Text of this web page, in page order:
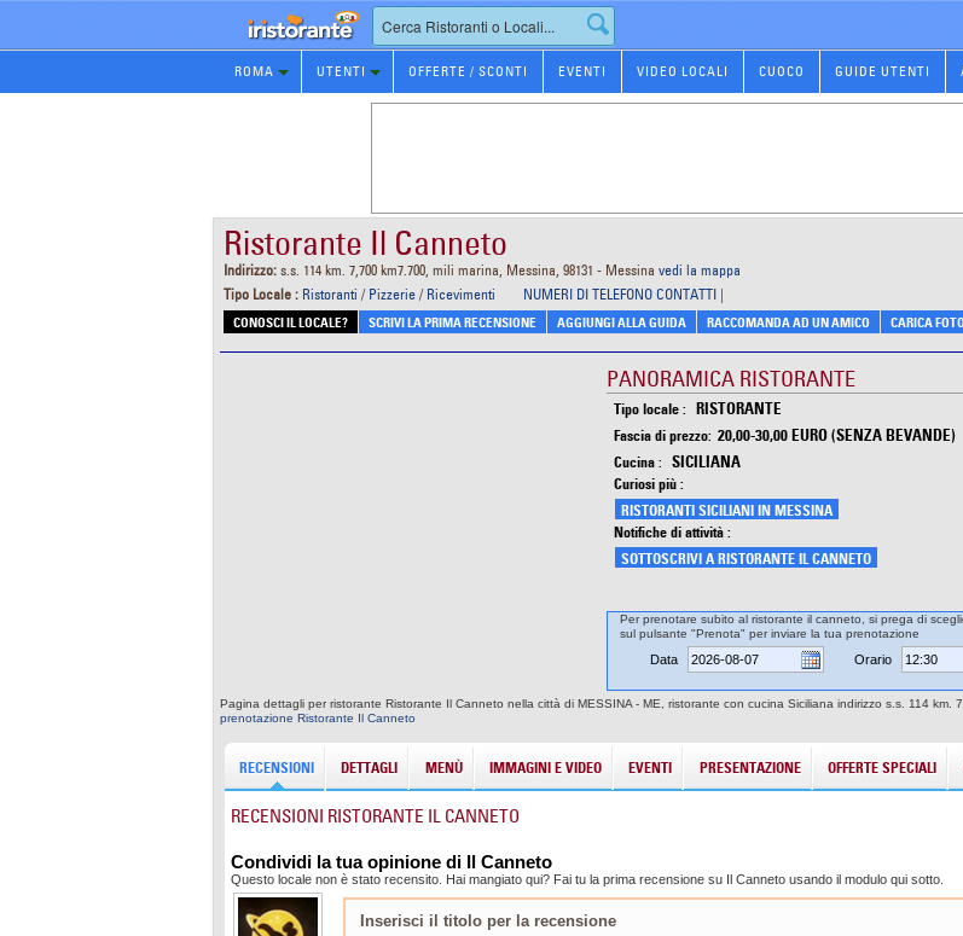
Prenotazione
Ristorante
ROMA UTENTI OFFERTE / SCONTI EVENTI VIDEO LOCALI CUOCO GUIDE UTENTI
Ristorante Il Canneto
Indirizzo: s.s. 114 km. 7,700 km7.700, mili marina, Messina, 98131 - Messina vedi la mappa
Tipo Locale : Ristoranti / Pizzerie / Ricevimenti NUMERI DI TELEFONO CONTATTI |
CONOSCI IL LOCALE? SCRIVI LA PRIMA RECENSIONE AGGIUNGI ALLA GUIDA RACCOMANDA AD UN AMICO CARICA FOTO
PANORAMICA RISTORANTE
Tipo locale : RISTORANTE
Fascia di prezzo: 20,00-30,00 EURO (SENZA BEVANDE)
Cucina : SICILIANA
Curiosi più :
RISTORANTI SICILIANI IN MESSINA
Notifiche di attività :
SOTTOSCRIVI A RISTORANTE IL CANNETO
Per prenotare subito al ristorante il canneto, si prega di
sul pulsante "Prenota" per inviare la tua prenotazione
Data Orario
Pagina dettagli per ristorante Ristorante Il Canneto nella città di MESSINA - ME, ristorante con cucina Siciliana indirizzo s.s. 114
prenotazione Ristorante Il Canneto
RECENSIONI DETTAGLI MENÙ IMMAGINI E VIDEO EVENTI PRESENTAZIONE OFFERTE SPECIALI
RECENSIONI RISTORANTE IL CANNETO
Condividi la tua opinione di Il Canneto
Questo locale non è stato recensito. Hai mangiato qui? Fai tu la prima recensione su Il Canneto usando il modulo qui sotto.